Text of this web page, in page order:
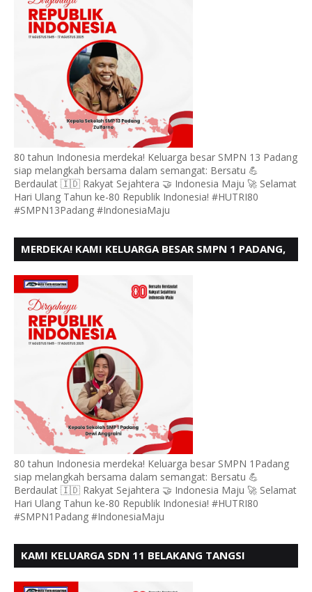
80 tahun Indonesia merdeka! Keluarga besar SMPN 13 Padang
siap melangkah bersama dalam semangat: Bersatu 💪
Berdaulat 🇮🇩 Rakyat Sejahtera 🤝 Indonesia Maju 🚀 Selamat
Hari Ulang Tahun ke-80 Republik Indonesia! #HUTRI80
#SMPN13Padang #IndonesiaMaju
MERDEKA! KAMI KELUARGA BESAR SMPN 1 PADANG,
80 tahun Indonesia merdeka! Keluarga besar SMPN 1Padang
siap melangkah bersama dalam semangat: Bersatu 💪
Berdaulat 🇮🇩 Rakyat Sejahtera 🤝 Indonesia Maju 🚀 Selamat
Hari Ulang Tahun ke-80 Republik Indonesia! #HUTRI80
#SMPN1Padang #IndonesiaMaju
KAMI KELUARGA SDN 11 BELAKANG TANGSI